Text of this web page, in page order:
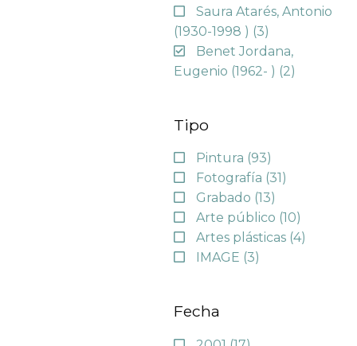
Saura Atarés, Antonio
(1930-1998 ) (3)
Benet Jordana,
Eugenio (1962- ) (2)
Tipo
Pintura (93)
Fotografía (31)
Grabado (13)
Arte público (10)
Artes plásticas (4)
IMAGE (3)
Fecha